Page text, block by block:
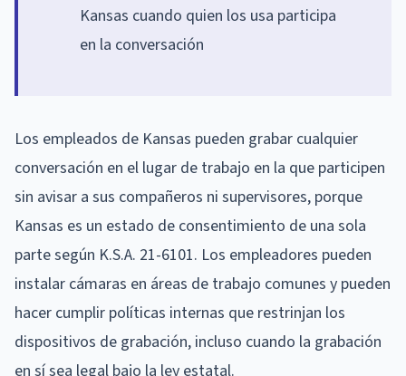
Kansas cuando quien los usa participa
en la conversación
Los empleados de Kansas pueden grabar cualquier
conversación en el lugar de trabajo en la que participen
sin avisar a sus compañeros ni supervisores, porque
Kansas es un estado de consentimiento de una sola
parte según K.S.A. 21-6101. Los empleadores pueden
instalar cámaras en áreas de trabajo comunes y pueden
hacer cumplir políticas internas que restrinjan los
dispositivos de grabación, incluso cuando la grabación
en sí sea legal bajo la ley estatal.